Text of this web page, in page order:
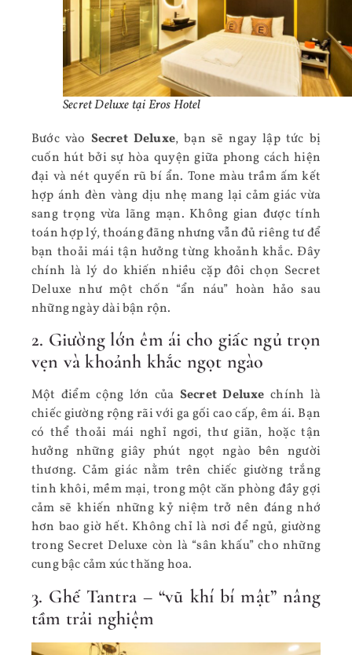
Secret Deluxe tại Eros Hotel
Bước vào Secret Deluxe, bạn sẽ ngay lập tức bị
cuốn hút bởi sự hòa quyện giữa phong cách hiện
đại và nét quyến rũ bí ẩn. Tone màu trầm ấm kết
hợp ánh đèn vàng dịu nhẹ mang lại cảm giác vừa
sang trọng vừa lãng mạn. Không gian được tính
toán hợp lý, thoáng đãng nhưng vẫn đủ riêng tư để
bạn thoải mái tận hưởng từng khoảnh khắc. Đây
chính là lý do khiến nhiều cặp đôi chọn Secret
Deluxe như một chốn “ẩn náu” hoàn hảo sau
những ngày dài bận rộn.
2. Giường lớn êm ái cho giấc ngủ trọn
vẹn và khoảnh khắc ngọt ngào
Một điểm cộng lớn của Secret Deluxe chính là
chiếc giường rộng rãi với ga gối cao cấp, êm ái. Bạn
có thể thoải mái nghỉ ngơi, thư giãn, hoặc tận
hưởng những giây phút ngọt ngào bên người
thương. Cảm giác nằm trên chiếc giường trắng
tinh khôi, mềm mại, trong một căn phòng đầy gợi
cảm sẽ khiến những kỷ niệm trở nên đáng nhớ
hơn bao giờ hết. Không chỉ là nơi để ngủ, giường
trong Secret Deluxe còn là “sân khấu” cho những
cung bậc cảm xúc thăng hoa.
3. Ghế Tantra – “vũ khí bí mật” nâng
tầm trải nghiệm